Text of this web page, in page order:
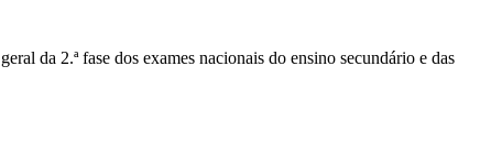
da 2.ª fase dos exames nacionais do ensino secundário e das